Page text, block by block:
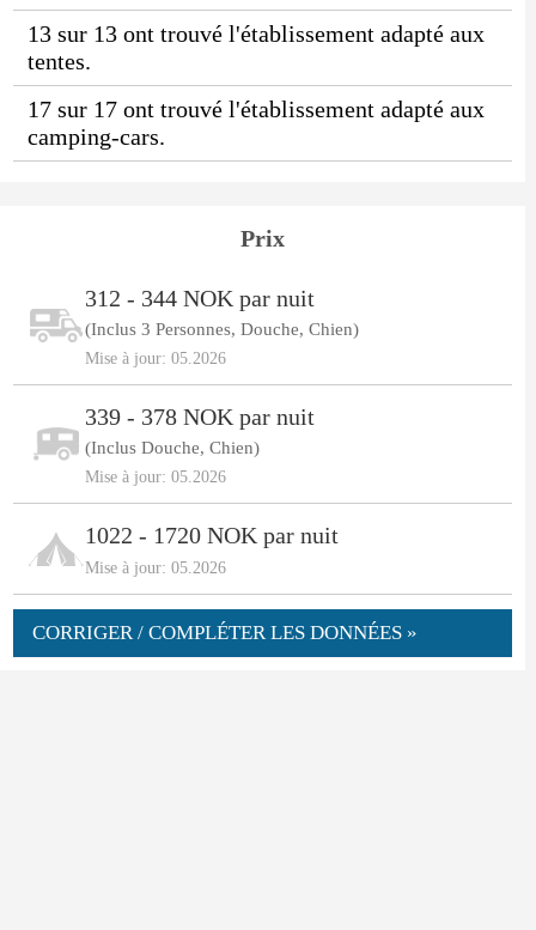
13 sur 13 ont trouvé l'établissement adapté aux
tentes.
17 sur 17 ont trouvé l'établissement adapté aux
camping-cars.
Prix
312 - 344 NOK par nuit
(Inclus 3 Personnes, Douche, Chien)
Mise à jour: 05.2026
339 - 378 NOK par nuit
(Inclus Douche, Chien)
Mise à jour: 05.2026
1022 - 1720 NOK par nuit
Mise à jour: 05.2026
CORRIGER / COMPLÉTER LES DONNÉES »